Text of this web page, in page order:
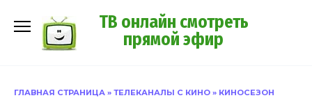
содержанию
ТВ онлайн смотреть
прямой эфир
ГЛАВНАЯ СТРАНИЦА » ТЕЛЕКАНАЛЫ С КИНО » КИНОСЕЗОН